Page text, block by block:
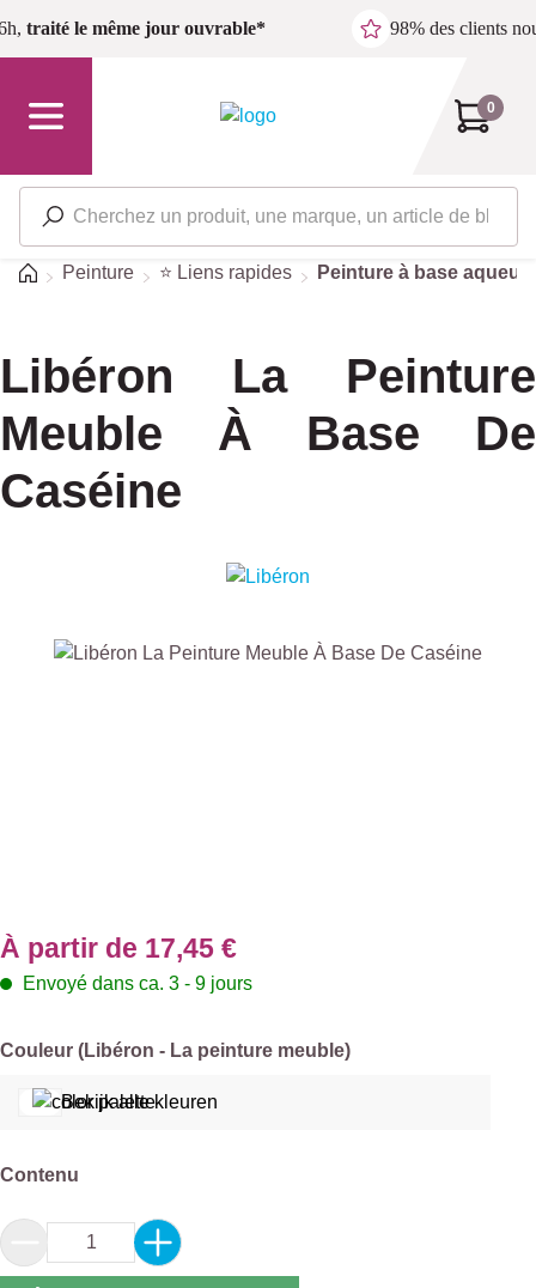
Passer au contenu principal
traité le même jour ouvrable* 98% des clients
0
Accueil
Peinture ⭐ Liens rapides Peinture à base
Libéron La Peinture
Meuble À Base De
Caséine
Ignorer la galerie d'images
À partir de 17,45 €
Envoyé dans ca. 3 - 9 jours
Sélectionnez
Couleur (Libéron - La peinture meuble)
Bekijk alle kleuren
Sélectionnez
Contenu
Quantité de produit : Entrez la quantité